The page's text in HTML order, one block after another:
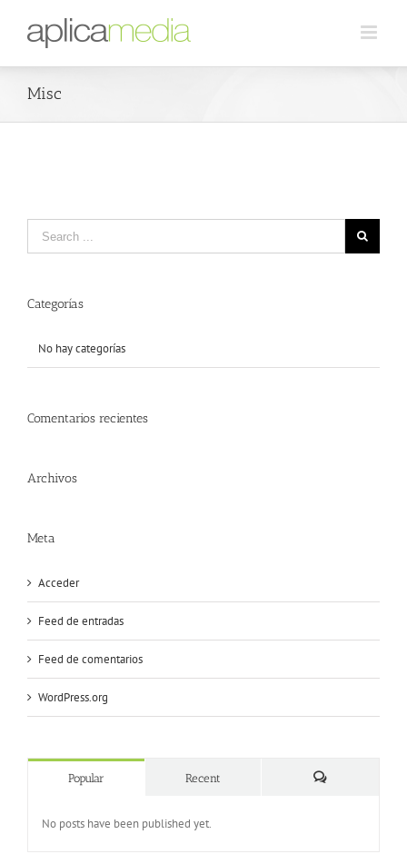
Misc
Categorías
No hay categorías
Comentarios recientes
Archivos
Meta
Acceder
Feed de entradas
Feed de comentarios
WordPress.org
Popular Recent
No posts have been published yet.